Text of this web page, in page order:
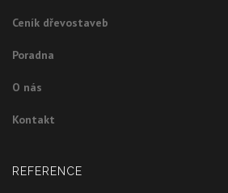
Ceník dřevostaveb
Poradna
O nás
Kontakt
REFERENCE